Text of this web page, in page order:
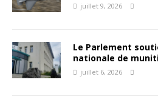
juillet 9, 2026
Le Parlement
nationale de
juillet 6, 2026